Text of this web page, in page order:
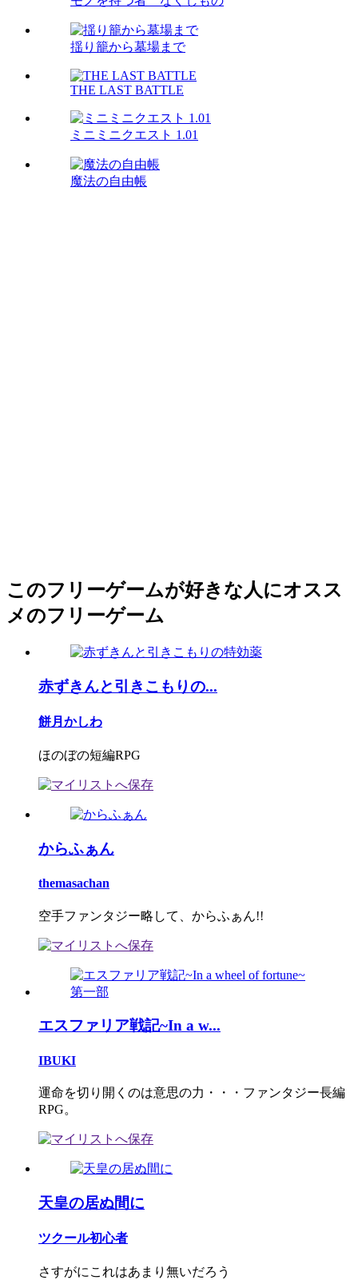
揺り籠から墓場まで
THE LAST BATTLE
ミニミニクエスト 1.01
魔法の自由帳
このフリーゲームが好きな人にオスス
メのフリーゲーム
赤ずきんと引きこもりの...
餅月かしわ
ほのぼの短編RPG
からふぁん
themasachan
空手ファンタジー略して、からふぁん!!
エスファリア戦記~In a w...
IBUKI
運命を切り開くのは意思の力・・・ファンタジー長編
RPG。
天皇の居ぬ間に
ツクール初心者
さすがにこれはあまり無いだろう